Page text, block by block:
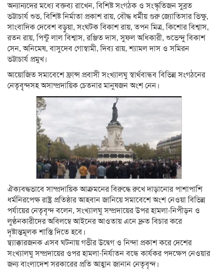
অন্যান্যদের মধ্যে বক্তব্য রাখেন, বিশিষ্ট সংগঠক ও সংস্কৃতিজন সুব্রত
ভট্টাচার্য শুভ, বিশিষ্ট নির্মাতা প্রকাশ রায়, বৌদ্ধ ধর্মীয় গুরু জ্যোতিসার ভিক্ষু,
সাংবাদিক দেবেশ বড়ুয়া, সংঘটক বিকাশ রায়, তপন মিত্র, কিশোর বিশ্বাস,
রতন রায়, পিন্টু লাল বিশ্বাস, রঞ্জিত দাস, সুফল অধিকারী, শুভেন্দু বিকাশ
সেন, অনিমেষ, বাসুদেব গোস্বামী, দিব্য রায়, শ্যামল দাস ও সমিরন
ভট্টাচার্য প্রমুখ।
আয়োজিত সমাবেশে ফ্রান্স প্রবাসী সংখ্যালঘু স্বার্থবান্ধব বিভিন্ন সংগঠনের
নেতৃবৃৃন্দসহ অসাম্প্রদায়িক চেতনার মানুষজন অংশ নেন।
ঐক্যবদ্ধভাবে সাম্প্রদায়িক আক্রমনের বিরুদ্ধে রুখে দাড়ানোর পাশাপাশি
ধর্মনিরপেক্ষ রাষ্ট্র প্রতিষ্ঠার আহবান জানিয়ে সমাবেশে অংশ নেওয়া বিভিন্ন
পর্যায়ের নেতৃবৃন্দ বলেন, সংখ্যালঘু সম্প্রদায়ের উপর হামলা-নিপীড়ন ও
লুণ্ঠনকারীদের অবিলম্বে আইনের আওতায় এনে দ্রুত বিচার করে
দৃষ্টান্তমূলক শাস্তি দিতে হবে।
ন্ব্যাক্কারজনক এসব ঘটনায় গভীর উদ্বেগ ও নিন্দা প্রকাশ করে দেশের
সংখ্যালঘু সম্প্রদায়ের ওপর হামলা-নির্যাতন বন্ধে কার্যকর পদক্ষেপ নেওয়ার
জন্য বাংলাদেশ সরকারের প্রতি আহ্বান জানান নেতৃবৃন্দ।